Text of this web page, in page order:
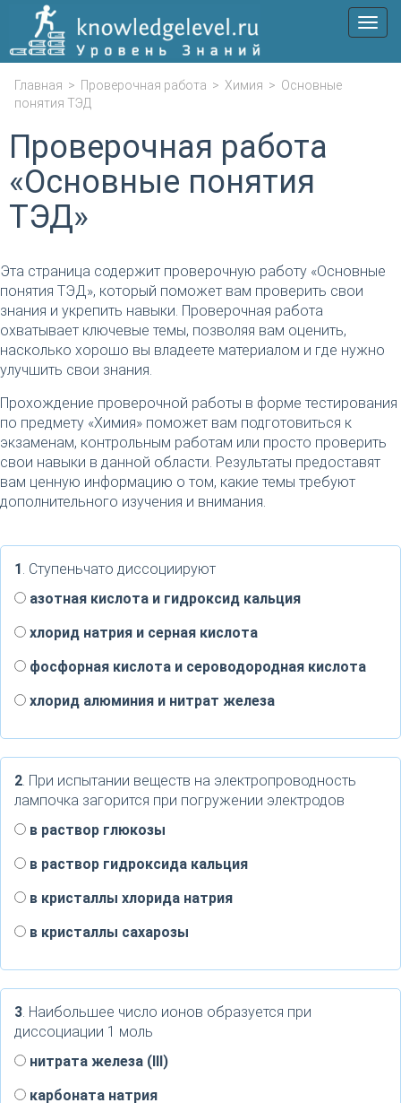
Меню
Главная > Проверочная работа > Химия > Основные
понятия ТЭД
Проверочная работа
«Основные понятия
ТЭД»
Эта страница содержит проверочную работу «Основные
понятия ТЭД», который поможет вам проверить свои
знания и укрепить навыки. Проверочная работа
охватывает ключевые темы, позволяя вам оценить,
насколько хорошо вы владеете материалом и где нужно
улучшить свои знания.
Прохождение проверочной работы в форме тестирования
по предмету «Химия» поможет вам подготовиться к
экзаменам, контрольным работам или просто проверить
свои навыки в данной области. Результаты предоставят
вам ценную информацию о том, какие темы требуют
дополнительного изучения и внимания.
1. Ступеньчато диссоциируют
азотная кислота и гидроксид кальция
хлорид натрия и серная кислота
фосфорная кислота и сероводородная кислота
хлорид алюминия и нитрат железа
2. При испытании веществ на электропроводность
лампочка загорится при погружении электродов
в раствор глюкозы
в раствор гидроксида кальция
в кристаллы хлорида натрия
в кристаллы сахарозы
3. Наибольшее число ионов образуется при
диссоциации 1 моль
нитрата железа (III)
карбоната натрия